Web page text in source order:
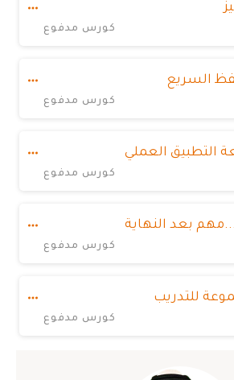
كورس مدفوع
السريع
كورس مدفوع
التطبيق العملي
كورس مدفوع
بعد النهاية
كورس مدفوع
للتدريب
كورس مدفوع